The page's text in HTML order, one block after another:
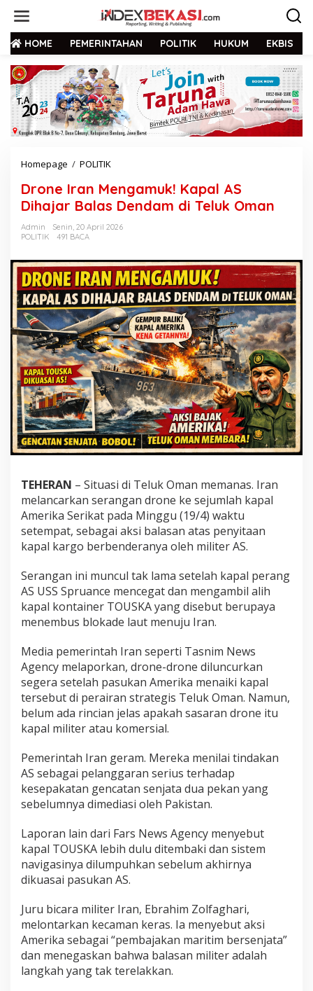
HOME PEMERINTAHAN POLITIK HUKUM EKBIS
Homepage / POLITIK
Drone Iran Mengamuk! Kapal AS
Dihajar Balas Dendam di Teluk Oman
Admin
Senin, 20 April 2026
POLITIK
491 BACA
TEHERAN – Situasi di Teluk Oman memanas. Iran
melancarkan serangan drone ke sejumlah kapal
Amerika Serikat pada Minggu (19/4) waktu
setempat, sebagai aksi balasan atas penyitaan
kapal kargo berbenderanya oleh militer AS.
Serangan ini muncul tak lama setelah kapal perang
AS USS Spruance mencegat dan mengambil alih
kapal kontainer TOUSKA yang disebut berupaya
menembus blokade laut menuju Iran.
Media pemerintah Iran seperti Tasnim News
Agency melaporkan, drone-drone diluncurkan
segera setelah pasukan Amerika menaiki kapal
tersebut di perairan strategis Teluk Oman. Namun,
belum ada rincian jelas apakah sasaran drone itu
kapal militer atau komersial.
Pemerintah Iran geram. Mereka menilai tindakan
AS sebagai pelanggaran serius terhadap
kesepakatan gencatan senjata dua pekan yang
sebelumnya dimediasi oleh Pakistan.
Laporan lain dari Fars News Agency menyebut
kapal TOUSKA lebih dulu ditembaki dan sistem
navigasinya dilumpuhkan sebelum akhirnya
dikuasai pasukan AS.
Juru bicara militer Iran, Ebrahim Zolfaghari,
melontarkan kecaman keras. Ia menyebut aksi
Amerika sebagai “pembajakan maritim bersenjata”
dan menegaskan bahwa balasan militer adalah
langkah yang tak terelakkan.